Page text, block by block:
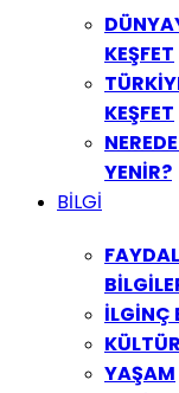
KEŞFET
KEŞFET
YENİR?
BİLGİ
İLGİNÇ
YAŞAM